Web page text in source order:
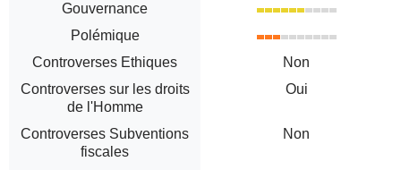
Gouvernance
Polémique
Controverses Ethiques
Non
Controverses sur les droits
de l'Homme
Oui
Controverses Subventions
fiscales
Non